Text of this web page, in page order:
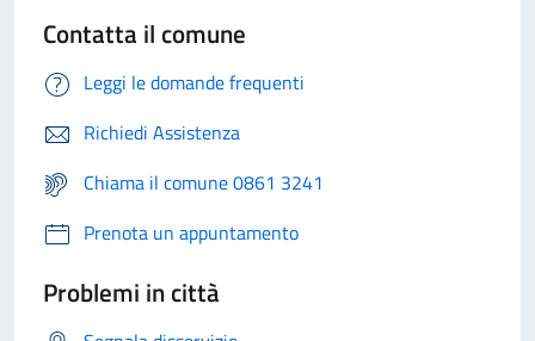
Contatta il comune
Leggi le domande frequenti
Richiedi Assistenza
Chiama il comune 0861 3241
Prenota un appuntamento
Problemi in città